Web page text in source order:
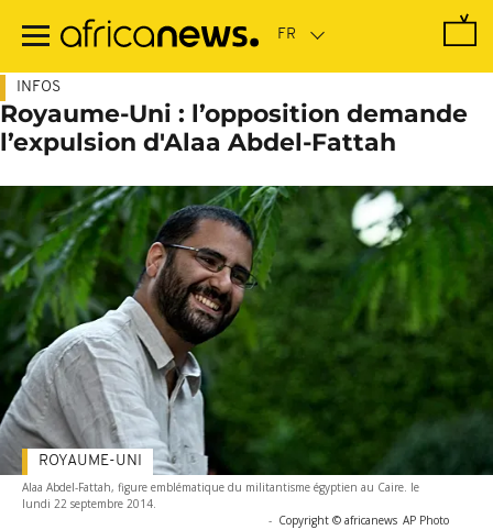
contenu
INFOS
Royaume-Uni : l’opposition demande
l’expulsion d'Alaa Abdel-Fattah
Alaa Abdel-Fattah, figure emblématique du militantisme égyptien au Caire. le
lundi 22 septembre 2014.
- Copyright © africanews AP Photo
ROYAUME-UNI